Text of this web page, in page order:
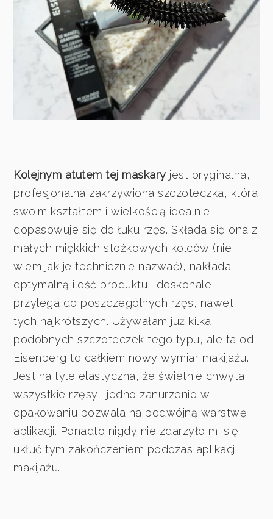
Kolejnym atutem tej maskary jest oryginalna,
profesjonalna zakrzywiona szczoteczka, która
swoim kształtem i wielkością idealnie
dopasowuje się do łuku rzęs. Składa się ona z
małych miękkich stożkowych kolców (nie
wiem jak je technicznie nazwać), nakłada
optymalną ilość produktu i doskonale
przylega do poszczególnych rzęs, nawet
tych najkrótszych. Używałam już kilka
podobnych szczoteczek tego typu, ale ta od
Eisenberg to całkiem nowy wymiar makijażu.
Jest na tyle elastyczna, że świetnie chwyta
wszystkie rzęsy i jedno zanurzenie w
opakowaniu pozwala na podwójną warstwę
aplikacji. Ponadto nigdy nie zdarzyło mi się
ukłuć tym zakończeniem podczas aplikacji
makijażu.